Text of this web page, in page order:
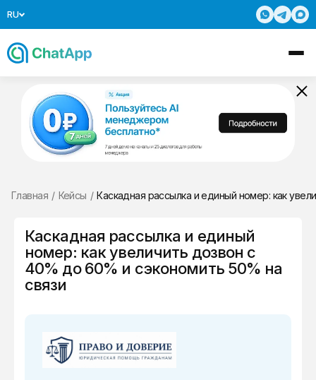
RU
Главная / Кейсы / Каскадная рассылка и единый номер: как
Каскадная рассылка и единый
номер: как увеличить дозвон с
40% до 60% и сэкономить 50% на
связи